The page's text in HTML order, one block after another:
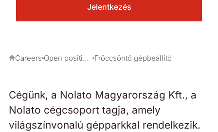
Jelentkezés
Careers Open positions Fröccsöntő gépbeállító
Cégünk, a Nolato Magyarország Kft., a
Nolato cégcsoport tagja, amely
világszínvonalú gépparkkal rendelkezik.